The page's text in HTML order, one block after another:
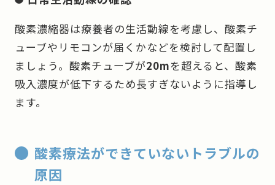
酸素濃縮器は療養者の生活動線を考慮し、酸素チ
ューブやリモコンが届くかなどを検討して配置し
ましょう。酸素チューブが20mを超えると、酸素
吸入濃度が低下するため長すぎないように指導し
ます。
酸素療法ができていないトラブルの
原因